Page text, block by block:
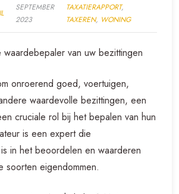
SEPTEMBER
2023
TAXATIERAPPORT,
TAXEREN, WONING
waardebepaler van uw bezittingen
onroerend goed, voertuigen,
waardevolle bezittingen, een
cruciale rol bij het bepalen van hun
is een expert die
in het beoordelen en waarderen
soorten eigendommen.